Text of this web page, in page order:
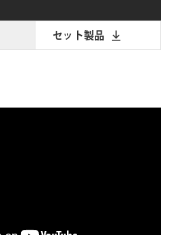
セット製品